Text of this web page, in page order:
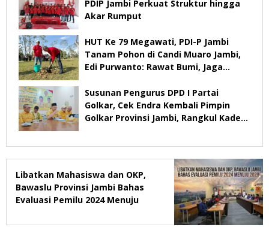
PDIP Jambi Perkuat Struktur hingga
Akar Rumput
HUT Ke 79 Megawati, PDI-P Jambi
Tanam Pohon di Candi Muaro Jambi,
Edi Purwanto: Rawat Bumi, Jaga
Susunan Pengurus DPD I Partai
Golkar, Cek Endra Kembali Pimpin
Golkar Provinsi Jambi, Rangkul Kader
Libatkan Mahasiswa dan OKP,
Bawaslu Provinsi Jambi Bahas
Evaluasi Pemilu 2024 Menuju